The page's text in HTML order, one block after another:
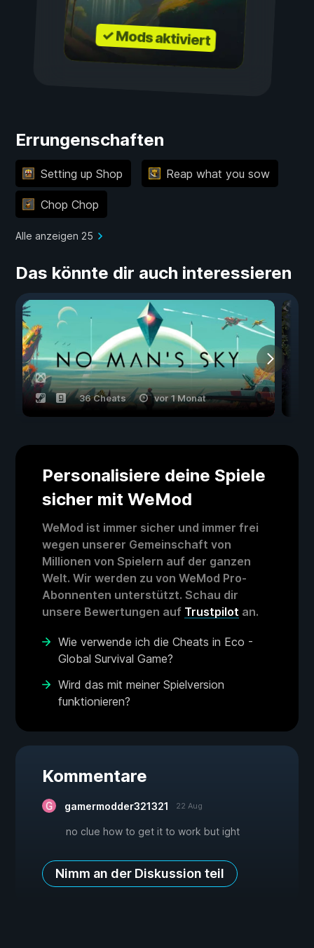
✓ Mods aktiviert
Errungenschaften
Setting up Shop Reap what you sow
Chop Chop
Alle anzeigen 25
Das könnte dir auch interessieren
36 Cheats vor 1 Monat
Personalisiere deine Spiele
sicher mit WeMod
WeMod ist immer sicher und immer frei
wegen unserer Gemeinschaft von
Millionen von Spielern auf der ganzen
Welt. Wir werden zu von WeMod Pro-
Abonnenten unterstützt. Schau dir
unsere Bewertungen auf Trustpilot an.
Wie verwende ich die Cheats in Eco -
Global Survival Game?
Wird das mit meiner Spielversion
funktionieren?
Kommentare
gamermodder321321 22 Aug
no clue how to get it to work but ight
Nimm an der Diskussion teil